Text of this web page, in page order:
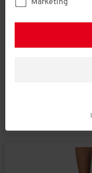
Herren Capri-Hosen
Marketing